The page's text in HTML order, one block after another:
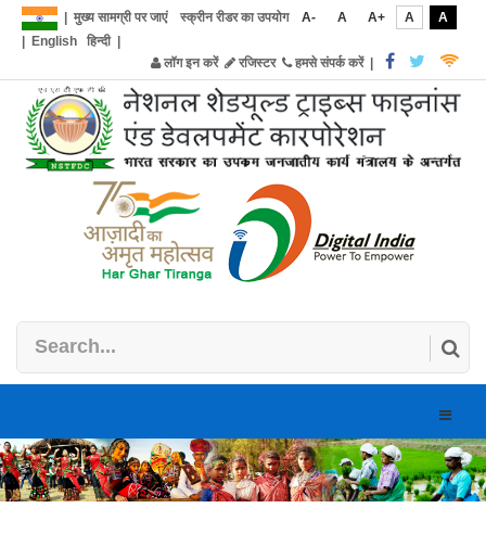
मुख्य सामग्री पर जाएं स्क्रीन रीडर का उपयोग A- A A+ A
A
English हिन्दी|
लॉग इन करें
रजिस्टर हमसे संपर्क करें|
Toggle